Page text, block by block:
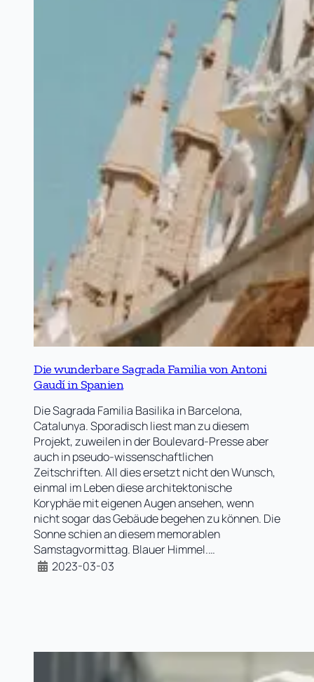
Die wunderbare Sagrada Familia von Antoni
Gaudí in Spanien
Die Sagrada Familia Basilika in Barcelona,
Catalunya. Sporadisch liest man zu diesem
Projekt, zuweilen in der Boulevard-Presse aber
auch in pseudo-wissenschaftlichen
Zeitschriften. All dies ersetzt nicht den Wunsch,
einmal im Leben diese architektonische
Koryphäe mit eigenen Augen ansehen, wenn
nicht sogar das Gebäude begehen zu können. Die
Sonne schien an diesem memorablen
Samstagvormittag. Blauer Himmel.…
2023-03-03